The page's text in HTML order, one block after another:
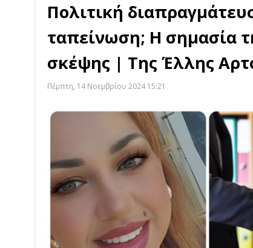
Πολιτική
ταπείνωση; Η σημασία
σκέψης | Της Έλλης
Πέμπτη, 14 Νοεμβρίου 2024 15:21